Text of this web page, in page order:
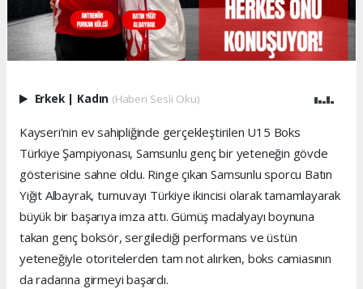
Erkek | Kadın (Haberi Sesli Oku)
Kayseri’nin ev sahipliğinde gerçekleştirilen U15 Boks
Türkiye Şampiyonası, Samsunlu genç bir yeteneğin gövde
gösterisine sahne oldu. Ringe çıkan Samsunlu sporcu Batın
Yiğit Albayrak, turnuvayı Türkiye ikincisi olarak tamamlayarak
büyük bir başarıya imza attı. Gümüş madalyayı boynuna
takan genç boksör, sergilediği performans ve üstün
yeteneğiyle otoritelerden tam not alırken, boks camiasının
da radarına girmeyi başardı.